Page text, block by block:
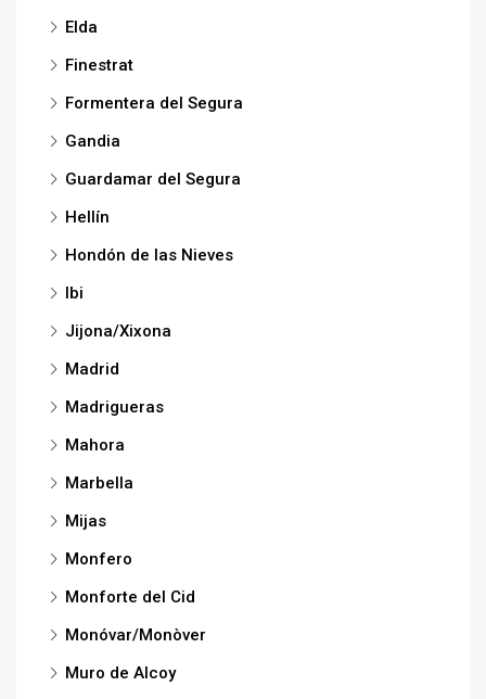
Elda
Finestrat
Formentera del Segura
Gandia
Guardamar del Segura
Hellín
Hondón de las Nieves
Ibi
Jijona/Xixona
Madrid
Madrigueras
Mahora
Marbella
Mijas
Monfero
Monforte del Cid
Monóvar/Monòver
Muro de Alcoy